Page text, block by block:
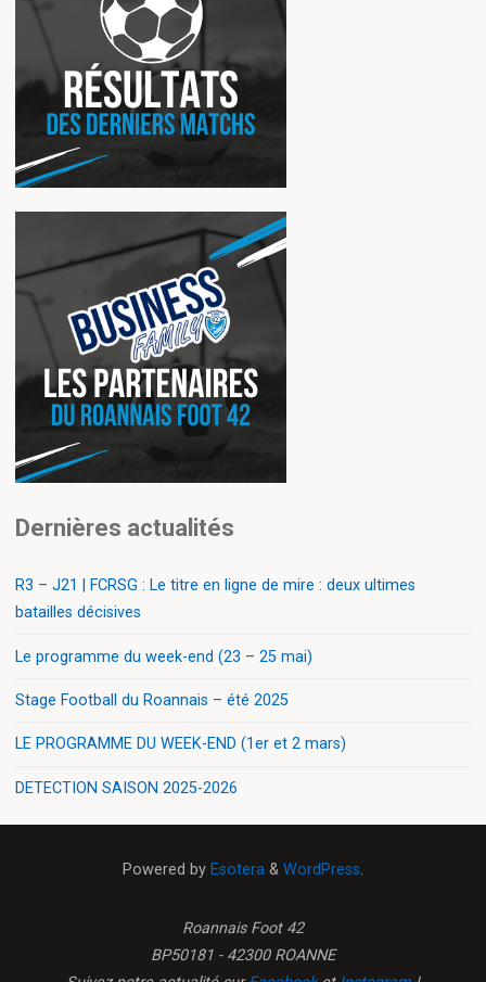
Dernières actualités
R3 – J21 | FCRSG : Le titre en ligne de mire : deux ultimes
batailles décisives
Le programme du week-end (23 – 25 mai)
Stage Football du Roannais – été 2025
LE PROGRAMME DU WEEK-END (1er et 2 mars)
DETECTION SAISON 2025-2026
Powered by Esotera & WordPress.
Roannais Foot 42
BP50181 - 42300 ROANNE